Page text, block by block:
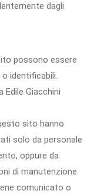
dagli
possono essere
identificabili.
Giacchini
sito hanno
solo da personale
oppure da
di manutenzione.
comunicato o